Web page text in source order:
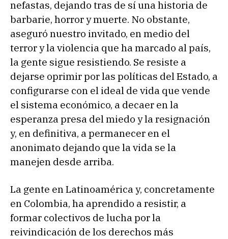
nefastas, dejando tras de sí una historia de
barbarie, horror y muerte. No obstante,
aseguró nuestro invitado, en medio del
terror y la violencia que ha marcado al país,
la gente sigue resistiendo. Se resiste a
dejarse oprimir por las políticas del Estado, a
configurarse con el ideal de vida que vende
el sistema económico, a decaer en la
esperanza presa del miedo y la resignación
y, en definitiva, a permanecer en el
anonimato dejando que la vida se la
manejen desde arriba.
La gente en Latinoamérica y, concretamente
en Colombia, ha aprendido a resistir, a
formar colectivos de lucha por la
reivindicación de los derechos más